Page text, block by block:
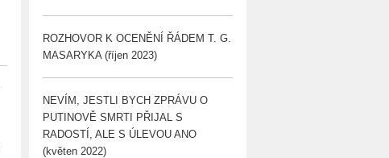
ROZHOVOR K OCENĚNÍ ŘÁDEM T. G.
MASARYKA (říjen 2023)
NEVÍM, JESTLI BYCH ZPRÁVU O
PUTINOVĚ SMRTI PŘIJAL S
RADOSTÍ, ALE S ÚLEVOU ANO
(květen 2022)